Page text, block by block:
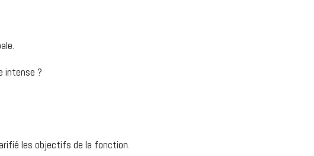
intense ?
les objectifs de la fonction.